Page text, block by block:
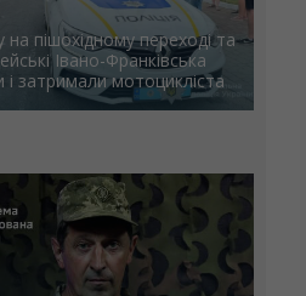
на пішохідному переході та
Івано-Франківська
і затримали мотоцикліста